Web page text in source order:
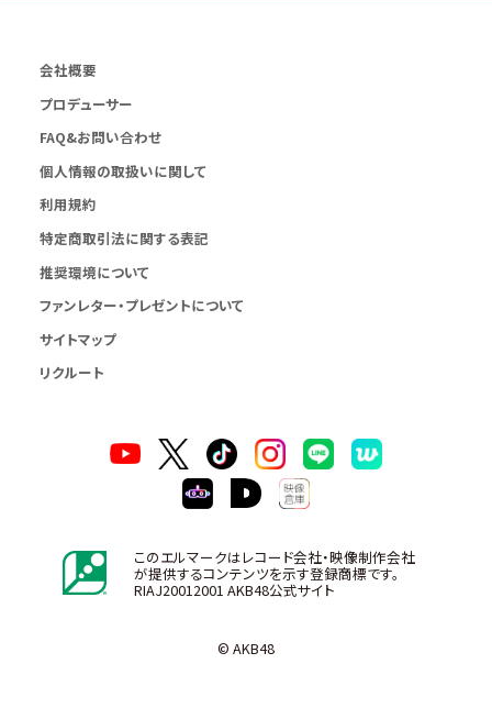
会社概要
プロデューサー
FAQ&お問い合わせ
個人情報の取扱いに関して
利用規約
特定商取引法に関する表記
推奨環境について
ファンレター・プレゼントについて
サイトマップ
リクルート
このエルマークはレコード会社・映像制作会社
が提供するコンテンツを示す登録商標です。
RIAJ20012001 AKB48公式サイト
© AKB48